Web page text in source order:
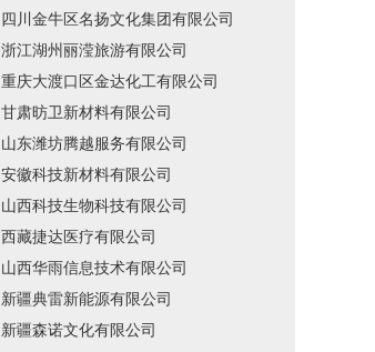
四川金牛区名扬文化集团有限公司
浙江湖州丽滢旅游有限公司
重庆大渡口区金达化工有限公司
甘肃昉卫新材料有限公司
山东潍坊腾越服务有限公司
安徽科技新材料有限公司
山西科技生物科技有限公司
西藏捷达医疗有限公司
山西华雨信息技术有限公司
新疆典雷新能源有限公司
新疆森诺文化有限公司